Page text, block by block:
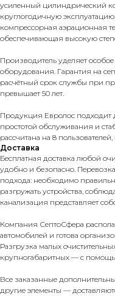
усиленный цилиндрический
круглогодичную
компрессорная аэрационная
обеспечивающая высокую
Производитель уделяет
оборудования. Гарантия на
расчётный срок службы при
превышает 50 лет.
Продукция Евролос подходит
простотой обслуживания и
рассчитана на 8
Доставка
Бесплатная доставка любой
удобно и безопасно.
подхода: необходимо
разгружать устройства,
канализация представляет
Компания СептоСфера
автомобилей и готова
Разгрузка малых
крупногабаритных — с
Все заказанные
другие элементы —